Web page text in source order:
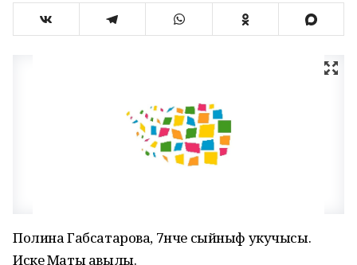
Полина Габсатарова, 7нче сыйныф укучысы.
Иске Маты авылы.